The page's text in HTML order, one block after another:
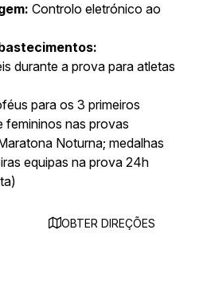
Controlo eletrónico ao
durante a prova para atletas
para os 3 primeiros
femininos nas provas
Noturna; medalhas
equipas na prova 24h
OBTER DIREÇÕES